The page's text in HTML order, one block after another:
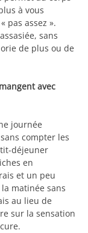
à vous
pas assez ».
sans
de plus ou de
avec
journée
compter les
déjeuner
en
et un peu
matinée sans
au lieu de
sur la sensation